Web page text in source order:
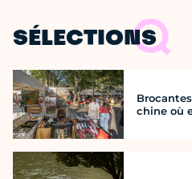
SÉLECTIONS
chine où